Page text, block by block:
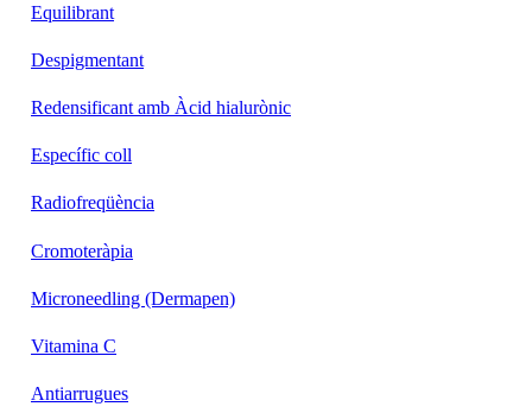
Equilibrant
Despigmentant
Redensificant amb Àcid hialurònic
Específic coll
Radiofreqüència
Cromoteràpia
Microneedling (Dermapen)
Vitamina C
Antiarrugues